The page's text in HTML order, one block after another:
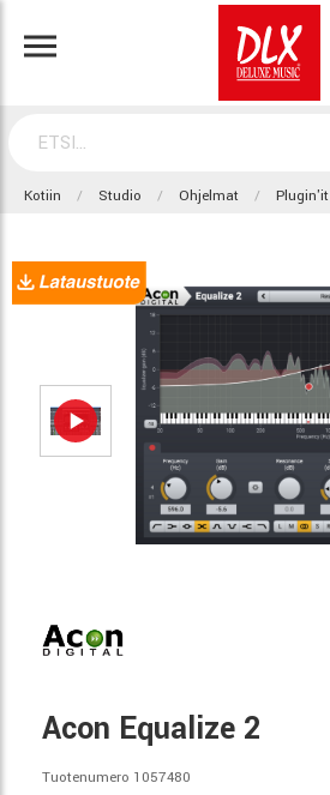
Kotiin Studio Ohjelmat Plugin'it
Acon Equalize 2
Tuotenumero 1057480